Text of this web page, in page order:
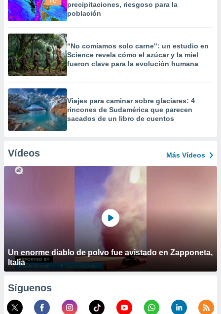
precipitaciones, riesgoso para la
población
“No comíamos solo carne": un estudio en
Science revela cómo el azúcar y la miel
fueron clave para la evolución humana
Viajes para caminar sobre glaciares: 4
rincones de Sudamérica que parecen
sacados de un libro de cuentos
Vídeos Más Vídeos
Un enorme diablo de polvo fue avistado en Zapponeta,
Italia
Síguenos